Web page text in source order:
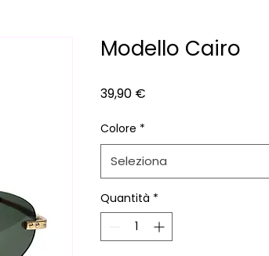
Modello Cairo
39,90 €
Colore *
Seleziona
Quantità *